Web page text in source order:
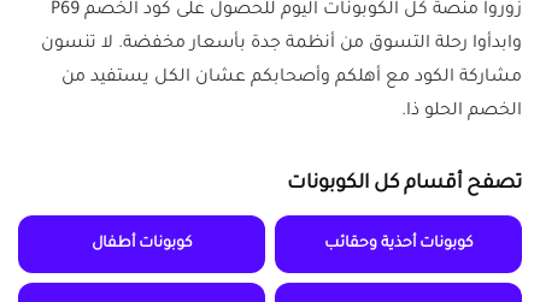
زوروا منصة كل الكوبونات اليوم للحصول على كود الخصم P69
وابدأوا رحلة التسوق من أنظمة جدة بأسعار مخفضة. لا تنسون
مشاركة الكود مع أهلكم وأصحابكم عشان الكل يستفيد من
الخصم الحلو ذا.
تصفح أقسام كل الكوبونات
كوبونات أحذية وحقائب كوبونات أطفال